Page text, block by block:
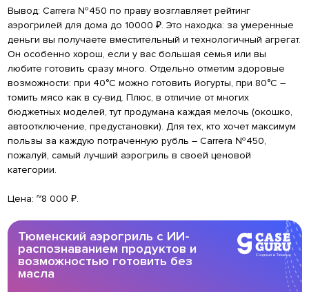
Вывод: Carrera №450 по праву возглавляет рейтинг
аэрогрилей для дома до 10000 ₽. Это находка: за умеренные
деньги вы получаете вместительный и технологичный агрегат.
Он особенно хорош, если у вас большая семья или вы
любите готовить сразу много. Отдельно отметим здоровые
возможности: при 40°С можно готовить йогурты, при 80°С –
томить мясо как в су-вид. Плюс, в отличие от многих
бюджетных моделей, тут продумана каждая мелочь (окошко,
автоотключение, предустановки). Для тех, кто хочет максимум
пользы за каждую потраченную рубль – Carrera №450,
пожалуй, самый лучший аэрогриль в своей ценовой
категории.
Цена: ~8 000 ₽.
Тюменский аэрогриль с ИИ-
распознаванием продуктов и
возможностью готовить без
масла